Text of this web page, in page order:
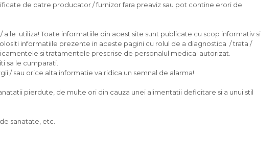
de catre producator / furnizor fara preaviz sau pot contine erori de
le utiliza! Toate informatiile din acest site sunt publicate cu scop informativ si
informatiile prezente in aceste pagini cu rolul de a diagnostica / trata /
si tratamentele prescrise de personalul medical autorizat.
sa le cumparati.
/ sau orice alta informatie va ridica un semnal de alarma!
pierdute, de multe ori din cauza unei alimentatii deficitare si a unui stil
sanatate, etc.